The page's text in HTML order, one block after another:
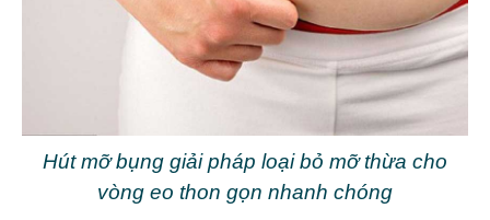
Hút mỡ bụng giải pháp loại bỏ mỡ thừa cho
vòng eo thon gọn nhanh chóng